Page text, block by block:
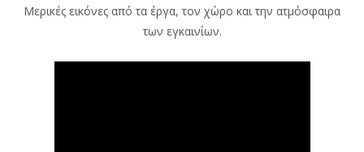
Μερικές εικόνες από τα έργα, τον χώρο και την ατμόσφαιρα
των εγκαινίων.